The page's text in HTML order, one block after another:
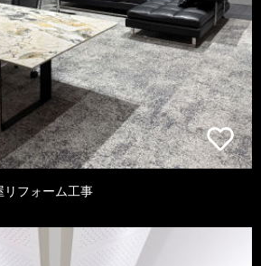
フォーム工事